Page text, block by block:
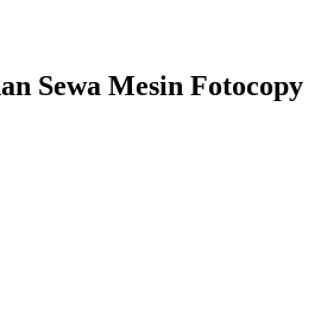
Sewa Mesin Fotocopy